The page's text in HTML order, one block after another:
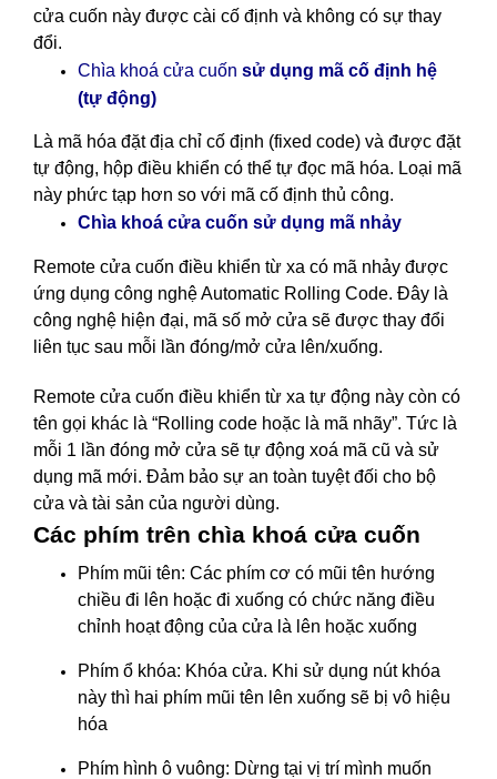
cửa cuốn này được cài cố định và không có sự thay
đổi.
Chìa khoá cửa cuốn sử dụng mã cố định hệ
(tự động)
Là mã hóa đặt địa chỉ cố định (fixed code) và được đặt
tự động, hộp điều khiển có thể tự đọc mã hóa. Loại mã
này phức tạp hơn so với mã cố định thủ công.
Chìa khoá cửa cuốn sử dụng mã nhảy
Remote cửa cuốn điều khiển từ xa có mã nhảy được
ứng dụng công nghệ Automatic Rolling Code. Đây là
công nghệ hiện đại, mã số mở cửa sẽ được thay đổi
liên tục sau mỗi lần đóng/mở cửa lên/xuống.
Remote cửa cuốn điều khiển từ xa tự động này còn có
tên gọi khác là “Rolling code hoặc là mã nhãy”. Tức là
mỗi 1 lần đóng mở cửa sẽ tự động xoá mã cũ và sử
dụng mã mới. Đảm bảo sự an toàn tuyệt đối cho bộ
cửa và tài sản của người dùng.
Các phím trên chìa khoá cửa cuốn
Phím mũi tên: Các phím cơ có mũi tên hướng
chiều đi lên hoặc đi xuống có chức năng điều
chỉnh hoạt động của cửa là lên hoặc xuống
Phím ổ khóa: Khóa cửa. Khi sử dụng nút khóa
này thì hai phím mũi tên lên xuống sẽ bị vô hiệu
hóa
Phím hình ô vuông: Dừng tại vị trí mình muốn